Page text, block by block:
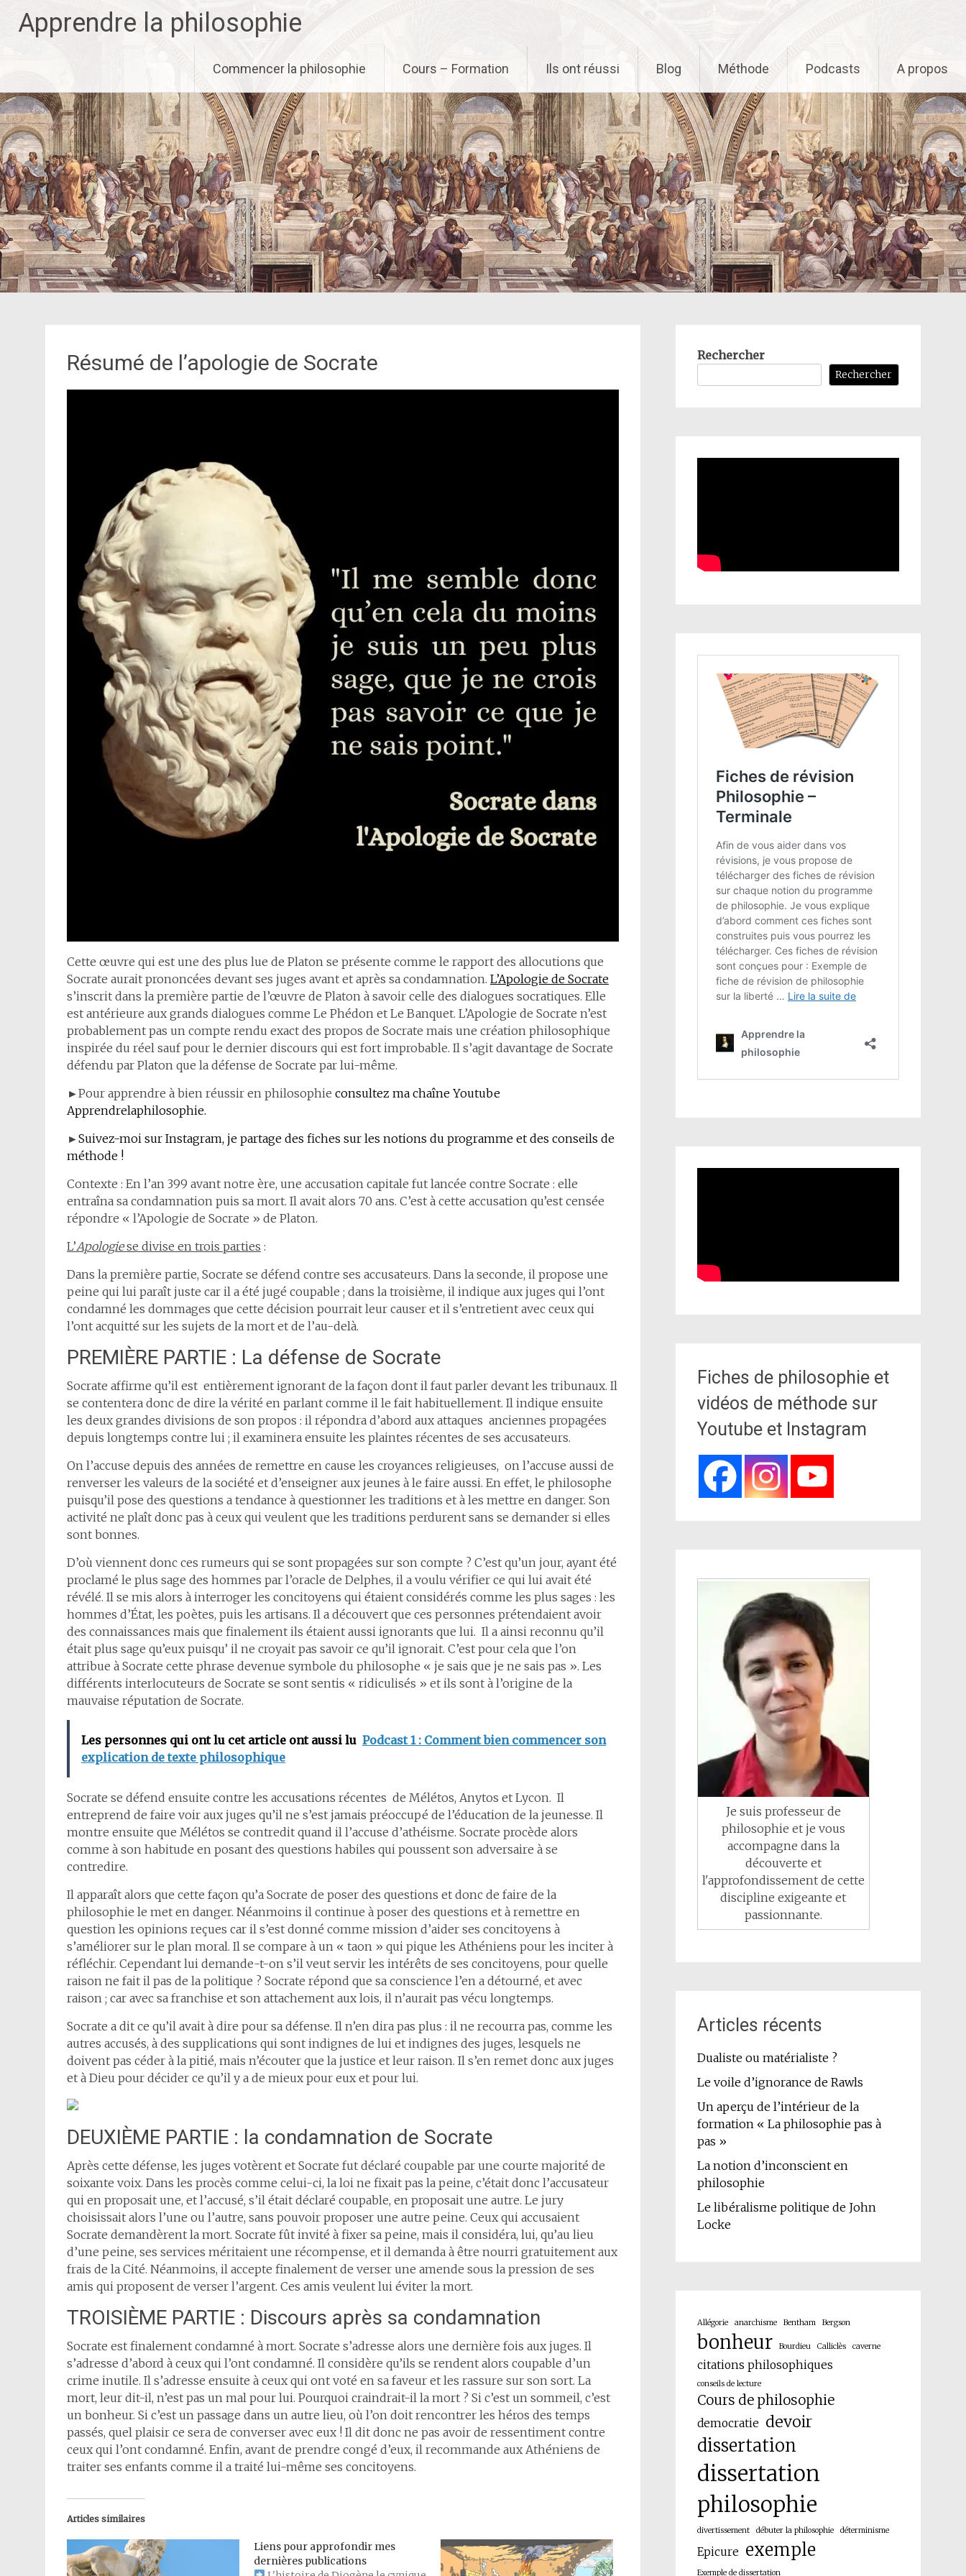
Apprendre la philosophie
Commencer la philosophie Cours – Formation Ils ont réussi Blog Méthode Podcasts A propos
Résumé de l’apologie de Socrate
Cette œuvre qui est une des plus lue de Platon se présente comme le rapport des allocutions que
Socrate aurait prononcées devant ses juges avant et après sa condamnation. L’Apologie de Socrate
s’inscrit dans la première partie de l’œuvre de Platon à savoir celle des dialogues socratiques. Elle
est antérieure aux grands dialogues comme Le Phédon et Le Banquet. L’Apologie de Socrate n’est
probablement pas un compte rendu exact des propos de Socrate mais une création philosophique
inspirée du réel sauf pour le dernier discours qui est fort improbable. Il s’agit davantage de Socrate
défendu par Platon que la défense de Socrate par lui-même.
►Pour apprendre à bien réussir en philosophie consultez ma chaîne Youtube
Apprendrelaphilosophie.
►Suivez-moi sur Instagram, je partage des fiches sur les notions du programme et des conseils de
méthode !
Contexte : En l’an 399 avant notre ère, une accusation capitale fut lancée contre Socrate : elle
entraîna sa condamnation puis sa mort. Il avait alors 70 ans. C’est à cette accusation qu’est censée
répondre « l’Apologie de Socrate » de Platon.
L’Apologiese divise en trois parties :
Dans la première partie, Socrate se défend contre ses accusateurs. Dans la seconde, il propose une
peine qui lui paraît juste car il a été jugé coupable ; dans la troisième, il indique aux juges qui l’ont
condamné les dommages que cette décision pourrait leur causer et il s’entretient avec ceux qui
l’ont acquitté sur les sujets de la mort et de l’au-delà.
PREMIÈRE PARTIE : La défense de Socrate
Socrate affirme qu’il est entièrement ignorant de la façon dont il faut parler devant les tribunaux. Il
se contentera donc de dire la vérité en parlant comme il le fait habituellement. Il indique ensuite
les deux grandes divisions de son propos : il répondra d’abord aux attaques anciennes propagées
depuis longtemps contre lui ; il examinera ensuite les plaintes récentes de ses accusateurs.
On l’accuse depuis des années de remettre en cause les croyances religieuses, on l’accuse aussi de
renverser les valeurs de la société et d’enseigner aux jeunes à le faire aussi. En effet, le philosophe
puisqu’il pose des questions a tendance à questionner les traditions et à les mettre en danger. Son
activité ne plaît donc pas à ceux qui veulent que les traditions perdurent sans se demander si elles
sont bonnes.
D’où viennent donc ces rumeurs qui se sont propagées sur son compte ? C’est qu’un jour, ayant été
proclamé le plus sage des hommes par l’oracle de Delphes, il a voulu vérifier ce qui lui avait été
révélé. Il se mis alors à interroger les concitoyens qui étaient considérés comme les plus sages : les
hommes d’État, les poètes, puis les artisans. Il a découvert que ces personnes prétendaient avoir
des connaissances mais que finalement ils étaient aussi ignorants que lui. Il a ainsi reconnu qu’il
était plus sage qu’eux puisqu’ il ne croyait pas savoir ce qu’il ignorait. C’est pour cela que l’on
attribue à Socrate cette phrase devenue symbole du philosophe « je sais que je ne sais pas ». Les
différents interlocuteurs de Socrate se sont sentis « ridiculisés » et ils sont à l’origine de la
mauvaise réputation de Socrate.
Les personnes qui ont lu cet article ont aussi lu Podcast 1 : Comment bien commencer son
explication de texte philosophique
Socrate se défend ensuite contre les accusations récentes de Mélétos, Anytos et Lycon. Il
entreprend de faire voir aux juges qu’il ne s’est jamais préoccupé de l’éducation de la jeunesse. Il
montre ensuite que Mélétos se contredit quand il l’accuse d’athéisme. Socrate procède alors
comme à son habitude en posant des questions habiles qui poussent son adversaire à se
contredire.
Il apparaît alors que cette façon qu’a Socrate de poser des questions et donc de faire de la
philosophie le met en danger. Néanmoins il continue à poser des questions et à remettre en
question les opinions reçues car il s’est donné comme mission d’aider ses concitoyens à
s’améliorer sur le plan moral. Il se compare à un « taon » qui pique les Athéniens pour les inciter à
réfléchir. Cependant lui demande-t-on s’il veut servir les intérêts de ses concitoyens, pour quelle
raison ne fait il pas de la politique ? Socrate répond que sa conscience l’en a détourné, et avec
raison ; car avec sa franchise et son attachement aux lois, il n’aurait pas vécu longtemps.
Socrate a dit ce qu’il avait à dire pour sa défense. Il n’en dira pas plus : il ne recourra pas, comme les
autres accusés, à des supplications qui sont indignes de lui et indignes des juges, lesquels ne
doivent pas céder à la pitié, mais n’écouter que la justice et leur raison. Il s’en remet donc aux juges
et à Dieu pour décider ce qu’il y a de mieux pour eux et pour lui.
DEUXIÈME PARTIE : la condamnation de Socrate
Après cette défense, les juges votèrent et Socrate fut déclaré coupable par une courte majorité de
soixante voix. Dans les procès comme celui-ci, la loi ne fixait pas la peine, c’était donc l’accusateur
qui en proposait une, et l’accusé, s’il était déclaré coupable, en proposait une autre. Le jury
choisissait alors l’une ou l’autre, sans pouvoir proposer une autre peine. Ceux qui accusaient
Socrate demandèrent la mort. Socrate fût invité à fixer sa peine, mais il considéra, lui, qu’au lieu
d’une peine, ses services méritaient une récompense, et il demanda à être nourri gratuitement aux
frais de la Cité. Néanmoins, il accepte finalement de verser une amende sous la pression de ses
amis qui proposent de verser l’argent. Ces amis veulent lui éviter la mort.
TROISIÈME PARTIE : Discours après sa condamnation
Socrate est finalement condamné à mort. Socrate s’adresse alors une dernière fois aux juges. Il
s’adresse d’abord à ceux qui l’ont condamné. Il considère qu’ils se rendent alors coupable d’un
crime inutile. Il s’adresse ensuite à ceux qui ont voté en sa faveur et les rassure sur son sort. La
mort, leur dit-il, n’est pas un mal pour lui. Pourquoi craindrait-il la mort ? Si c’est un sommeil, c’est
un bonheur. Si c’est un passage dans un autre lieu, où l’on doit rencontrer les héros des temps
passés, quel plaisir ce sera de converser avec eux ! Il dit donc ne pas avoir de ressentiment contre
ceux qui l’ont condamné. Enfin, avant de prendre congé d’eux, il recommande aux Athéniens de
traiter ses enfants comme il a traité lui-même ses concitoyens.
Articles similaires
Liens pour approfondir mes
dernières publications
Rechercher
Rechercher
Fiches de philosophie et
vidéos de méthode sur
Youtube et Instagram
Je suis professeur de
philosophie et je vous
accompagne dans la
découverte et
l'approfondissement de cette
discipline exigeante et
passionnante.
Articles récents
Dualiste ou matérialiste ?
Le voile d’ignorance de Rawls
Un aperçu de l’intérieur de la
formation « La philosophie pas à
pas »
La notion d’inconscient en
philosophie
Le libéralisme politique de John
Locke
Allégorie anarchisme Bentham Bergson
bonheur Bourdieu Calliclès caverne
citations philosophiques
conseils de lecture
Cours de philosophie
democratie devoir
dissertation
dissertation
philosophie
divertissement débuter la philosophie déterminisme
Epicure exemple
Exemple de dissertation